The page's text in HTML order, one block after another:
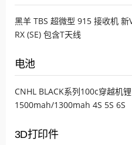
黑羊 TBS 超微型 915 接收机
RX (SE) 包含T天线
电池
CNHL BLACK系列100c穿越机
1500mah/1300mah 4S 5S 6S
3D打印件